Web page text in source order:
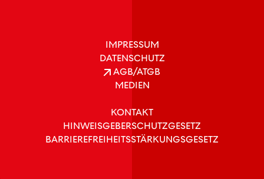
IMPRESSUM
DATENSCHUTZ
AGB/ATGB
MEDIEN
KONTAKT
HINWEISGEBERSCHUTZGESETZ
BARRIEREFREIHEITSSTÄRKUNGSGESETZ